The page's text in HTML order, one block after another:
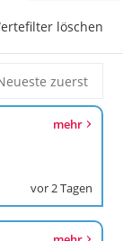
löschen
mehr
vor 2 Tagen